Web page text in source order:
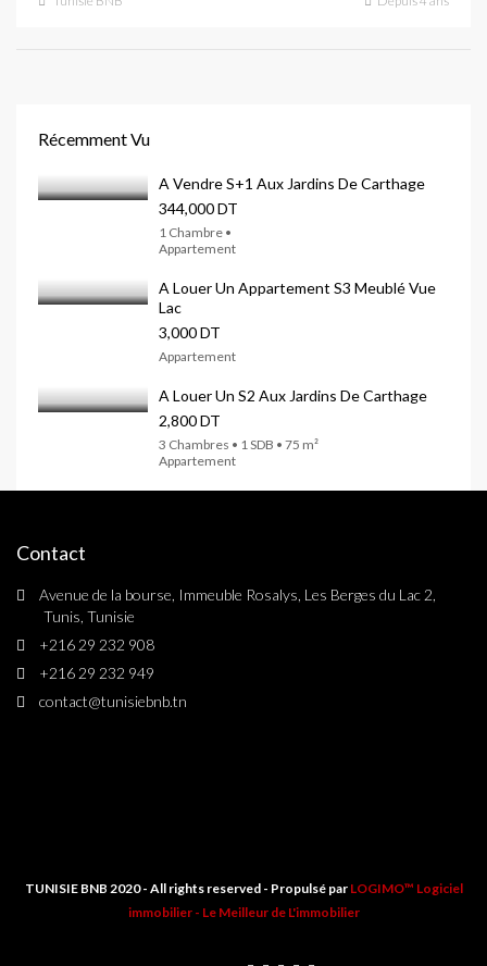
Récemment Vu
A Vendre S+1 Aux Jardins De Carthage
344,000 DT
1 Chambre •
Appartement
A Louer Un Appartement S3 Meublé Vue
Lac
3,000 DT
Appartement
A Louer Un S2 Aux Jardins De Carthage
2,800 DT
3 Chambres • 1 SDB • 75 m²
Appartement
Contact
Avenue de la bourse, Immeuble Rosalys, Les Berges du Lac 2,
Tunis, Tunisie
+216 29 232 908
+216 29 232 949
contact@tunisiebnb.tn
TUNISIE BNB 2020 - All rights reserved - Propulsé par LOGIMO™ Logiciel
immobilier - Le Meilleur de L'immobilier